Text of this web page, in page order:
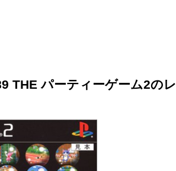
THE パーティーゲーム2の